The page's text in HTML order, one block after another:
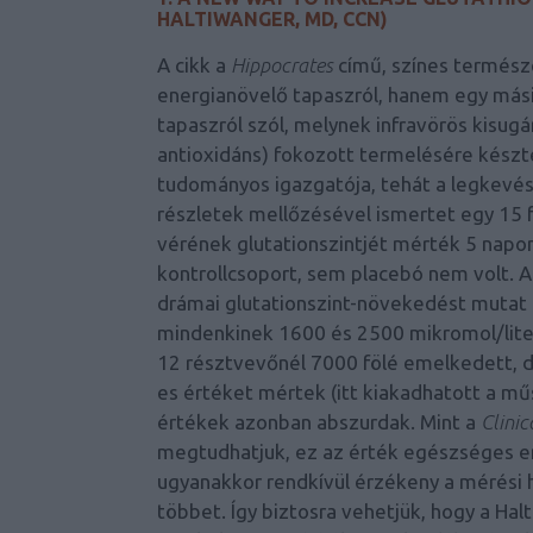
HALTIWANGER, MD, CCN)
A cikk a Hippocrates című, színes
energianövelő tapaszról, hanem egy
tapaszról szól, melynek infravörös
antioxidáns) fokozott termelésére
tudományos igazgatója, tehát a
részletek mellőzésével ismertet egy 15
vérének glutationszintjét mérték 5
kontrollcsoport, sem placebó nem volt.
drámai glutationszint-növekedést
mindenkinek 1600 és 2500 mikromol/
12 résztvevőnél 7000 fölé emelkedett,
es értéket mértek (itt kiakadhatott a
értékek azonban abszurdak. Mint a
megtudhatjuk, ez az érték egészséges
ugyanakkor rendkívül érzékeny a
többet. Így biztosra vehetjük, hogy a